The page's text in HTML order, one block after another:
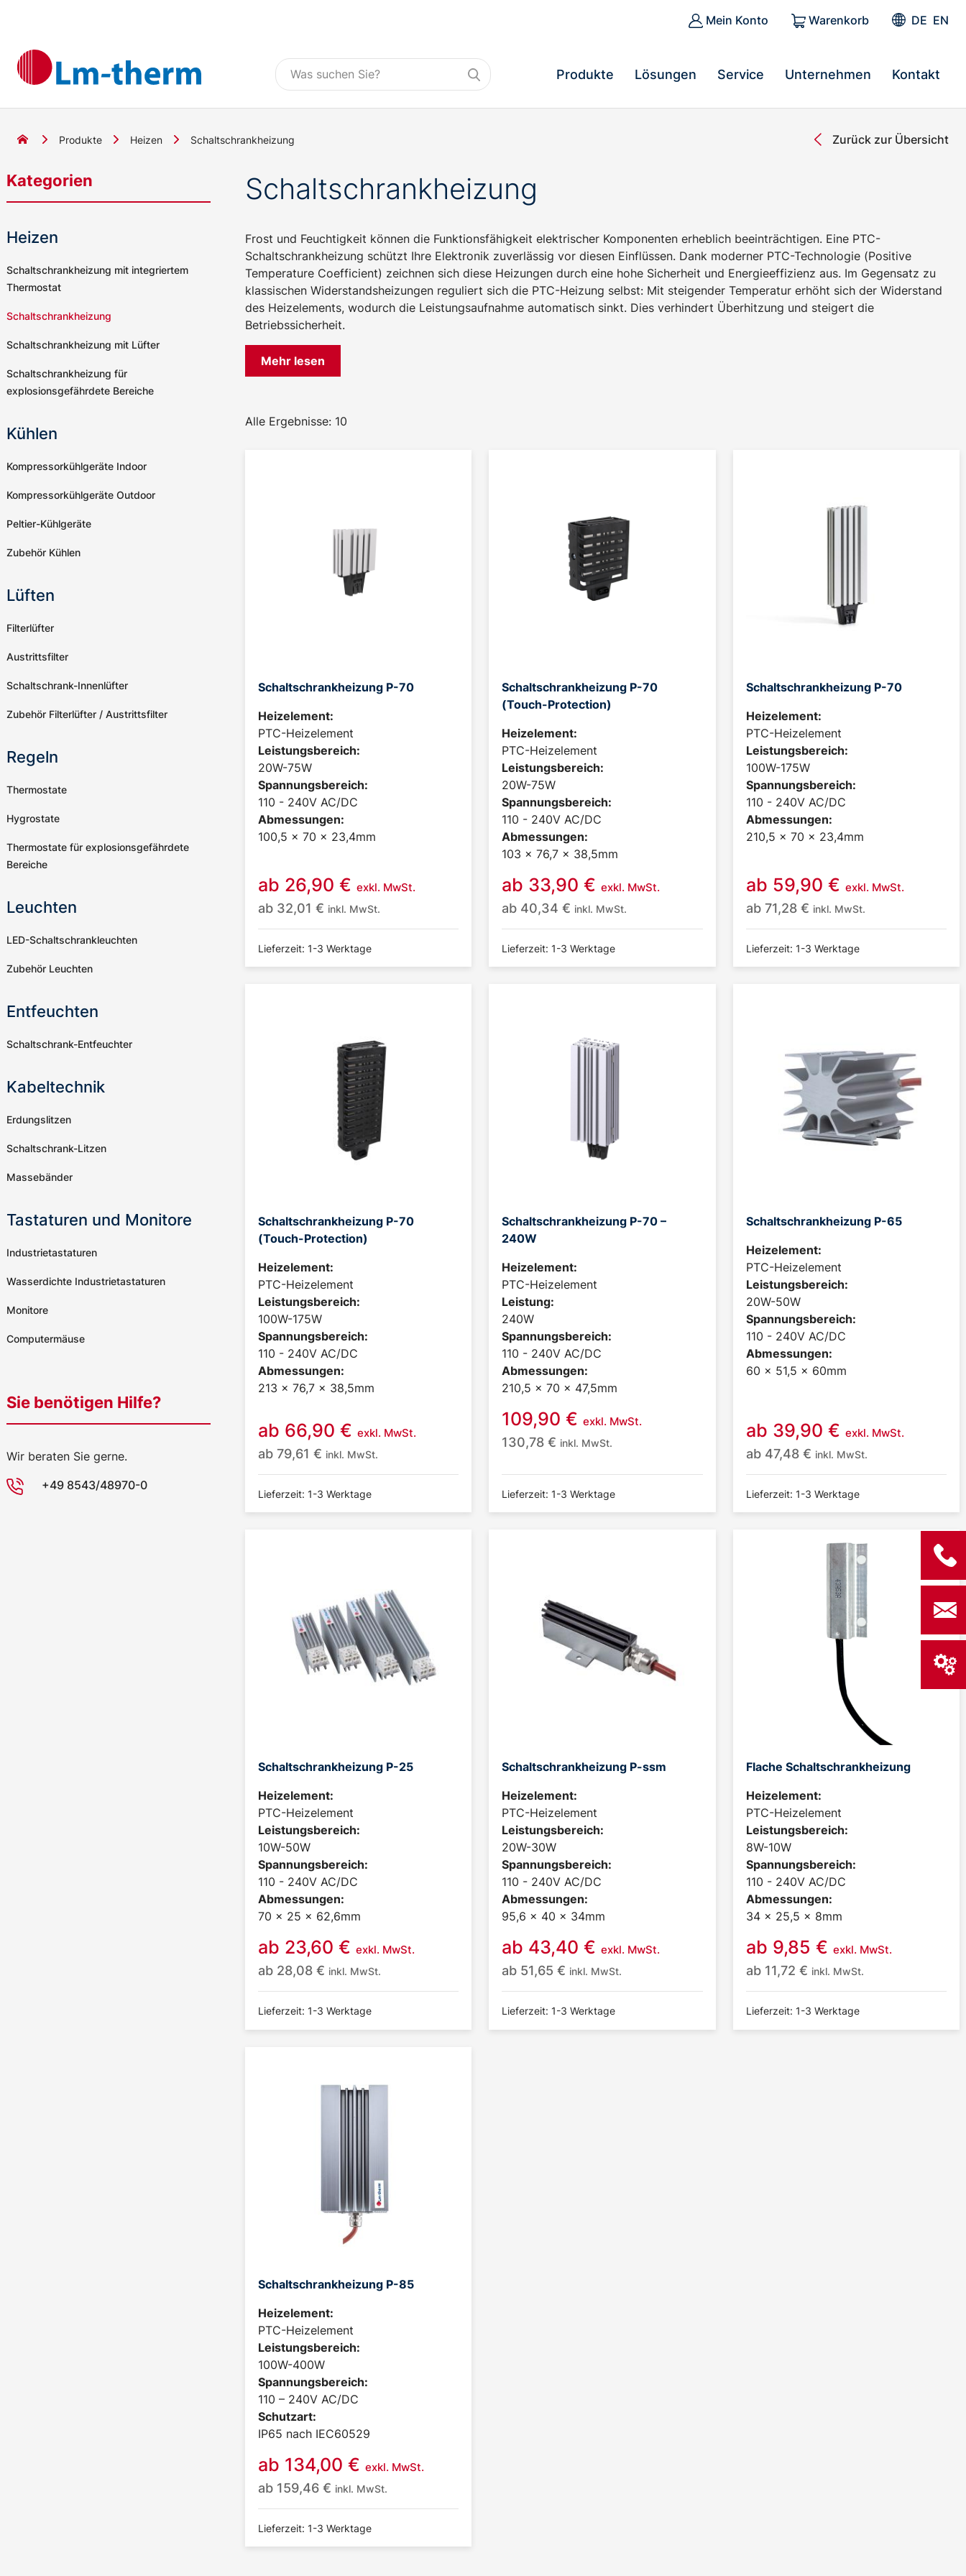
Mein Konto Warenkorb DE EN
Produkte Lösungen Service Unternehmen Kontakt
Produkte Heizen Schaltschrankheizung Zurück zur Übersicht
Schaltschrankheizung
Frost und Feuchtigkeit können die Funktionsfähigkeit elektrischer Komponenten erheblich beeinträchtigen. Eine PTC-
Schaltschrankheizung schützt Ihre Elektronik zuverlässig vor diesen Einflüssen. Dank moderner PTC-Technologie (Positive
Temperature Coefficient) zeichnen sich diese Heizungen durch eine hohe Sicherheit und Energieeffizienz aus. Im Gegensatz zu
klassischen Widerstandsheizungen reguliert sich die PTC-Heizung selbst: Mit steigender Temperatur erhöht sich der Widerstand
des Heizelements, wodurch die Leistungsaufnahme automatisch sinkt. Dies verhindert Überhitzung und steigert die
Betriebssicherheit.
Mehr lesen
Alle Ergebnisse: 10
Schaltschrankheizung P-70
Heizelement:
PTC-Heizelement
Leistungsbereich:
20W-75W
Spannungsbereich:
110 - 240V AC/DC
Abmessungen:
100,5 x 70 x 23,4mm
ab 26,90 € exkl. MwSt.
ab 32,01 € inkl. MwSt.
Lieferzeit: 1-3 Werktage
Schaltschrankheizung P-70
(Touch-Protection)
Heizelement:
PTC-Heizelement
Leistungsbereich:
20W-75W
Spannungsbereich:
110 - 240V AC/DC
Abmessungen:
103 x 76,7 x 38,5mm
ab 33,90 € exkl. MwSt.
ab 40,34 € inkl. MwSt.
Lieferzeit: 1-3 Werktage
Schaltschrankheizung P-70
Heizelement:
PTC-Heizelement
Leistungsbereich:
100W-175W
Spannungsbereich:
110 - 240V AC/DC
Abmessungen:
210,5 x 70 x 23,4mm
ab 59,90 € exkl. MwSt.
ab 71,28 € inkl. MwSt.
Lieferzeit: 1-3 Werktage
Schaltschrankheizung P-70
(Touch-Protection)
Heizelement:
PTC-Heizelement
Leistungsbereich:
100W-175W
Spannungsbereich:
110 - 240V AC/DC
Abmessungen:
213 x 76,7 x 38,5mm
ab 66,90 € exkl. MwSt.
ab 79,61 € inkl. MwSt.
Lieferzeit: 1-3 Werktage
Schaltschrankheizung P-70 –
240W
Heizelement:
PTC-Heizelement
Leistung:
240W
Spannungsbereich:
110 - 240V AC/DC
Abmessungen:
210,5 x 70 x 47,5mm
109,90 € exkl. MwSt.
130,78 € inkl. MwSt.
Lieferzeit: 1-3 Werktage
Schaltschrankheizung P-65
Heizelement:
PTC-Heizelement
Leistungsbereich:
20W-50W
Spannungsbereich:
110 - 240V AC/DC
Abmessungen:
60 x 51,5 x 60mm
ab 39,90 € exkl. MwSt.
ab 47,48 € inkl. MwSt.
Lieferzeit: 1-3 Werktage
Schaltschrankheizung P-25
Heizelement:
PTC-Heizelement
Leistungsbereich:
10W-50W
Spannungsbereich:
110 - 240V AC/DC
Abmessungen:
70 x 25 x 62,6mm
ab 23,60 € exkl. MwSt.
ab 28,08 € inkl. MwSt.
Lieferzeit: 1-3 Werktage
Schaltschrankheizung P-ssm
Heizelement:
PTC-Heizelement
Leistungsbereich:
20W-30W
Spannungsbereich:
110 - 240V AC/DC
Abmessungen:
95,6 x 40 x 34mm
ab 43,40 € exkl. MwSt.
ab 51,65 € inkl. MwSt.
Lieferzeit: 1-3 Werktage
Flache Schaltschrankheizung
Heizelement:
PTC-Heizelement
Leistungsbereich:
8W-10W
Spannungsbereich:
110 - 240V AC/DC
Abmessungen:
34 x 25,5 x 8mm
ab 9,85 € exkl. MwSt.
ab 11,72 € inkl. MwSt.
Lieferzeit: 1-3 Werktage
Schaltschrankheizung P-85
Heizelement:
PTC-Heizelement
Leistungsbereich:
100W-400W
Spannungsbereich:
110 – 240V AC/DC
Schutzart:
IP65 nach IEC60529
ab 134,00 € exkl. MwSt.
ab 159,46 € inkl. MwSt.
Lieferzeit: 1-3 Werktage
Kategorien
Heizen
Schaltschrankheizung mit integriertem
Thermostat
Schaltschrankheizung
Schaltschrankheizung mit Lüfter
Schaltschrankheizung für
explosionsgefährdete Bereiche
Kühlen
Kompressorkühlgeräte Indoor
Kompressorkühlgeräte Outdoor
Peltier-Kühlgeräte
Zubehör Kühlen
Lüften
Filterlüfter
Austrittsfilter
Schaltschrank-Innenlüfter
Zubehör Filterlüfter / Austrittsfilter
Regeln
Thermostate
Hygrostate
Thermostate für explosionsgefährdete
Bereiche
Leuchten
LED-Schaltschrankleuchten
Zubehör Leuchten
Entfeuchten
Schaltschrank-Entfeuchter
Kabeltechnik
Erdungslitzen
Schaltschrank-Litzen
Massebänder
Tastaturen und Monitore
Industrietastaturen
Wasserdichte Industrietastaturen
Monitore
Computermäuse
Sie benötigen Hilfe?
Wir beraten Sie gerne.
+49 8543/48970-0